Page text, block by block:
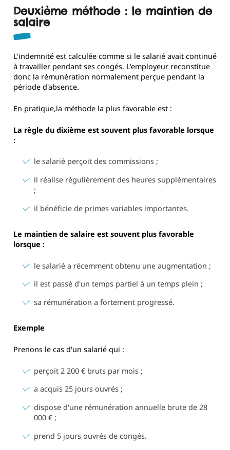
Deuxième méthode : le maintien de
salaire
L'indemnité est calculée comme si le salarié avait continué
à travailler pendant ses congés. L'employeur reconstitue
donc la rémunération normalement perçue pendant la
période d'absence.
En pratique,la méthode la plus favorable est :
La règle du dixième est souvent plus favorable lorsque
:
le salarié perçoit des commissions ;
il réalise régulièrement des heures supplémentaires
;
il bénéficie de primes variables importantes.
Le maintien de salaire est souvent plus favorable
lorsque :
le salarié a récemment obtenu une augmentation ;
il est passé d'un temps partiel à un temps plein ;
sa rémunération a fortement progressé.
Exemple
Prenons le cas d'un salarié qui :
perçoit 2 200 € bruts par mois ;
a acquis 25 jours ouvrés ;
dispose d'une rémunération annuelle brute de 28
000 € ;
prend 5 jours ouvrés de congés.